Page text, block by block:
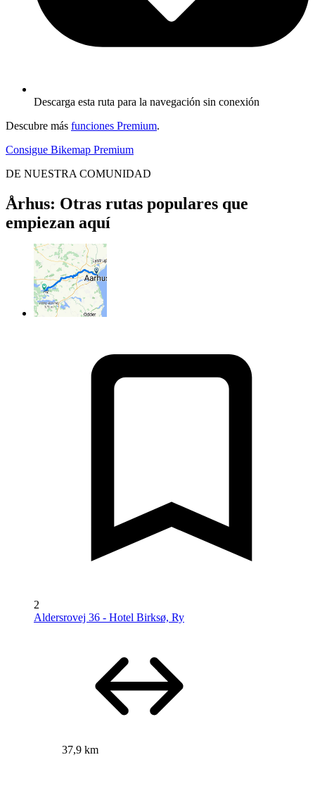
Descarga esta ruta para la navegación sin conexión
Descubre más funciones Premium.
Consigue Bikemap Premium
DE NUESTRA COMUNIDAD
Århus: Otras rutas populares que
empiezan aquí
2
Aldersrovej 36 - Hotel Birksø, Ry
37,9 km